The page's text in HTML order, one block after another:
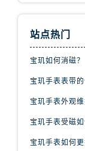
站点热门
宝玑如何消磁？
宝玑手表表带
宝玑手表受磁